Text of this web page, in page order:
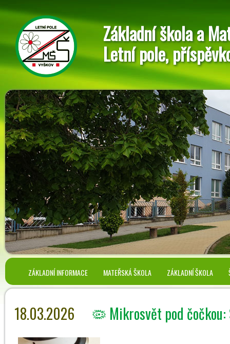
Základní škola a
Letní pole,
ZÁKLADNÍ INFORMACE MATEŘSKÁ ŠKOLA ZÁKLADNÍ ŠKOLA
18.03.2026 🦠 Mikrosvět pod čočkou: